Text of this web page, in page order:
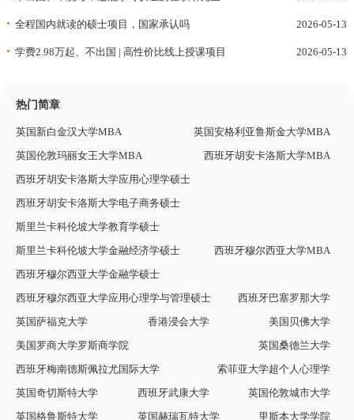
全程国内就读的硕士项目，国家承认吗 2026-05-13
学费2.98万起、不出国 | 高性价比线上授课项目 2026-05-13
热门简章
英国新白金汉大学MBA
英国安格利亚鲁斯金大学MBA
英国伦敦玛丽女王大学MBA
西班牙胡安卡洛斯大学MBA
西班牙胡安卡洛斯大学应用心理学硕士
西班牙胡安卡洛斯大学电子商务硕士
斯里兰卡科伦坡大学教育学硕士
斯里兰卡科伦坡大学金融经济学硕士
西班牙穆尔西亚大学MBA
西班牙穆尔西亚大学金融学硕士
西班牙穆尔西亚大学应用心理学与管理硕士
西班牙巴塞罗那大学
英国萨福克大学
香港浸会大学
美国贝佛大学
美国罗商大学罗斯商学院
英国桑德兰大学
西班牙梅南德斯佩拉尤国际大学
索菲亚大学超个人心理学
英国奇切斯特大学
西班牙武康大学
英国伦敦城市大学
英国格鲁斯特大学
英国赫瑞瓦特大学 里斯本大学学院